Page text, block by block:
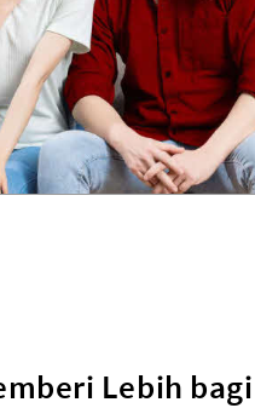
Lebih